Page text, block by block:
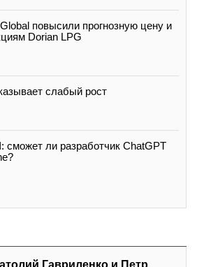
повысили прогнозную цену и
Dorian LPG
слабый рост
сможет ли разработчик ChatGPT
Гавриленко и Петр